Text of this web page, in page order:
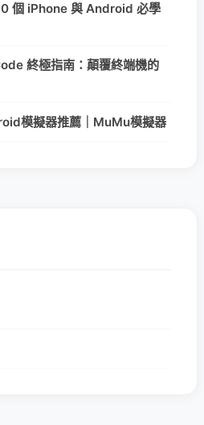
個 iPhone 與 Android 必學
終極指南：顛覆終端機的
模擬器推薦｜MuMu模擬器